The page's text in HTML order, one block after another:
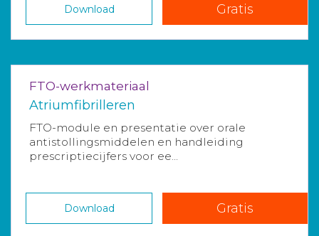
Download Gratis
FTO-werkmateriaal
Atriumfibrilleren
FTO-module en presentatie over orale
antistollingsmiddelen en handleiding
prescriptiecijfers voor ee...
Download Gratis